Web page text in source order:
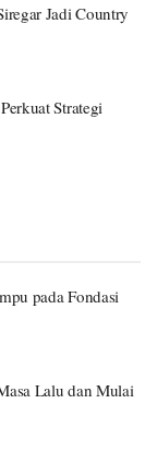
Jadi Country
Strategi
pada Fondasi
Lalu dan Mulai